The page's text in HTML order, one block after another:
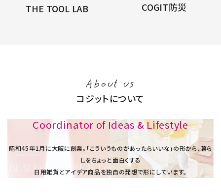
THE TOOL LAB COGIT防災
About us
コジットについて
Coordinator of Ideas & Lifestyle
昭和45年1⽉に大阪に創業。「こういうものがあったらいいな」の形から、暮ら
しをちょっと面白くする
日用雑貨とアイデア商品を独自の発想で形にしています。